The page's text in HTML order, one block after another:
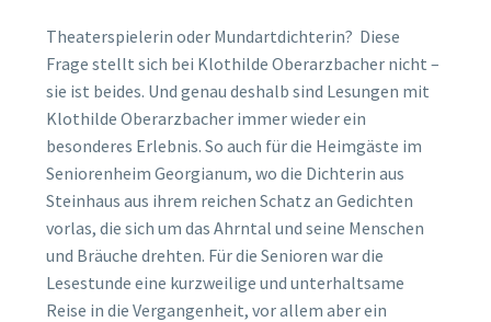
Theaterspielerin oder Mundartdichterin? Diese
Frage stellt sich bei Klothilde Oberarzbacher nicht –
sie ist beides. Und genau deshalb sind Lesungen mit
Klothilde Oberarzbacher immer wieder ein
besonderes Erlebnis. So auch für die Heimgäste im
Seniorenheim Georgianum, wo die Dichterin aus
Steinhaus aus ihrem reichen Schatz an Gedichten
vorlas, die sich um das Ahrntal und seine Menschen
und Bräuche drehten. Für die Senioren war die
Lesestunde eine kurzweilige und unterhaltsame
Reise in die Vergangenheit, vor allem aber ein